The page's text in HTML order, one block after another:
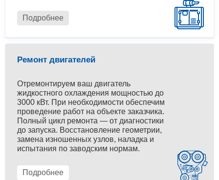
Подробнее
Ремонт двигателей
Отремонтируем ваш двигатель
жидкостного охлаждения мощностью до
3000 кВт. При необходимости обеспечим
проведение работ на объекте заказчика.
Полный цикл ремонта — от диагностики
до запуска. Восстановление геометрии,
замена изношенных узлов, наладка и
испытания по заводским нормам.
Подробнее